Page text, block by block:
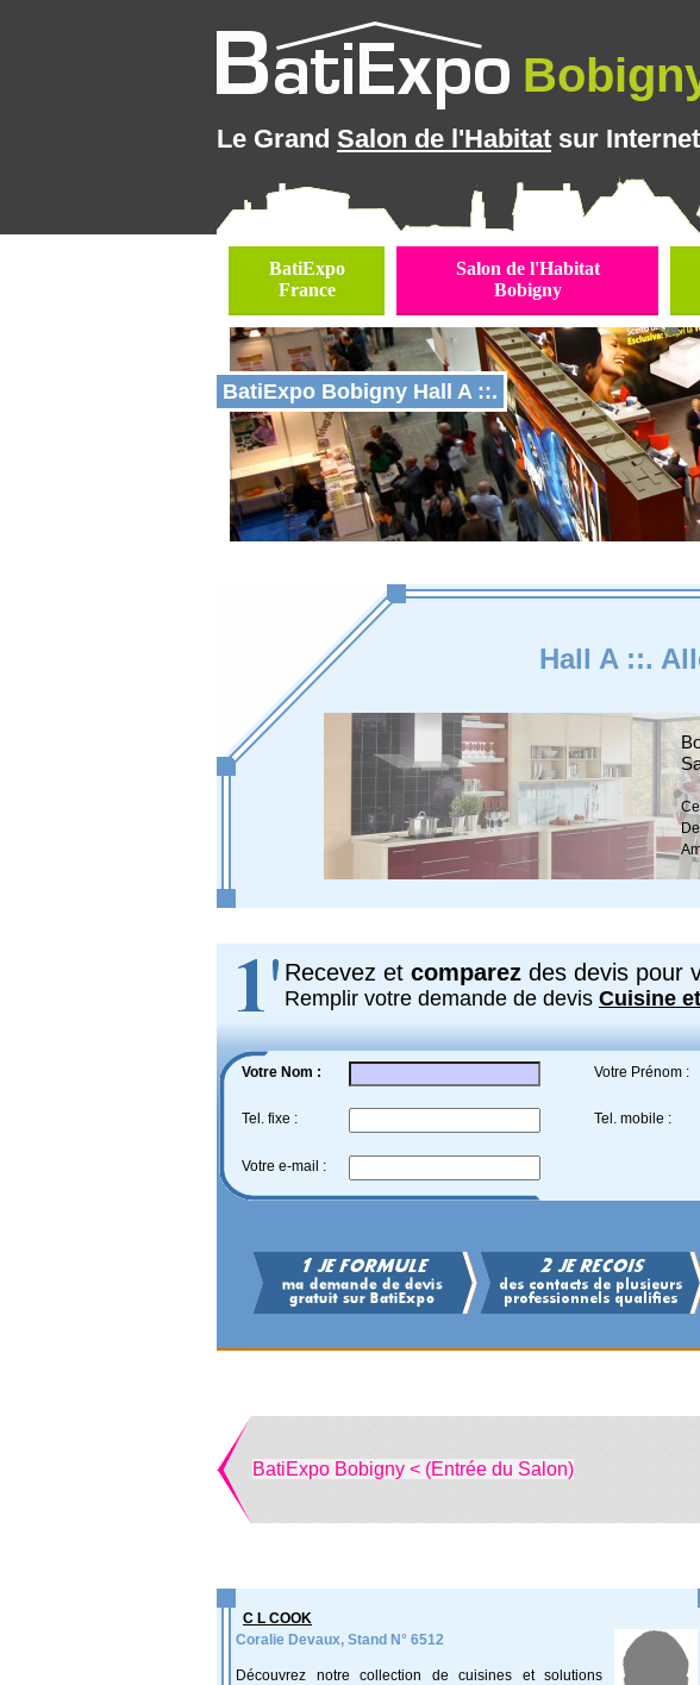
Le Grand Salon de l'Habitat sur Internet
BatiExpo
France
Salon de l'Habitat
Bobigny
BatiExpo Bobigny Hall A ::.
Hall A ::.
Recevez et comparez des devis pour
Remplir votre demande de devis Cuisine
Votre Nom : Votre Prénom :
Tel. fixe : Tel. mobile :
Votre e-mail :
BatiExpo Bobigny < (Entrée du Salon)
C L COOK
Coralie Devaux, Stand N° 6512
Découvrez notre collection de cuisines et solutions